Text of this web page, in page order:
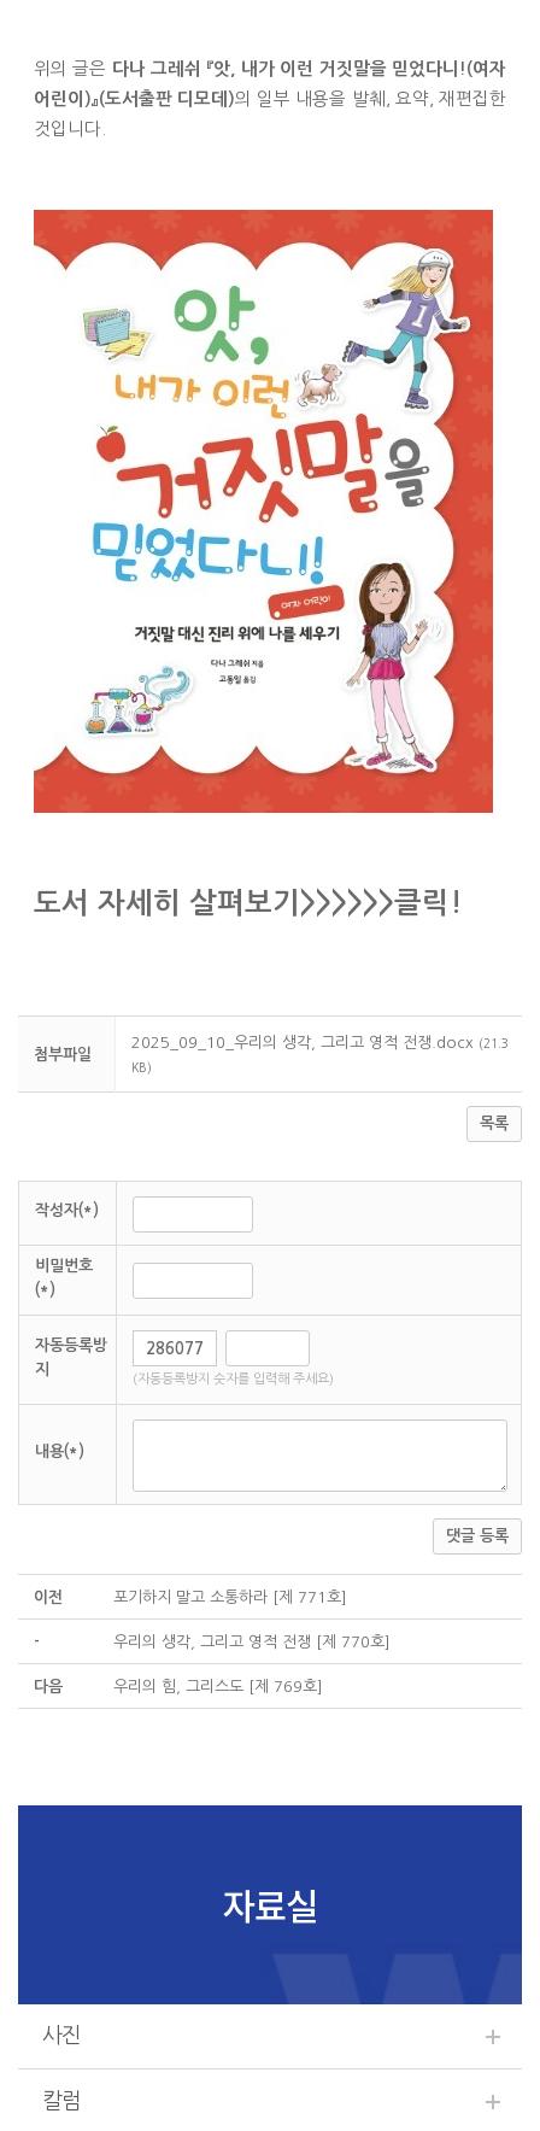
위의 글은 다나 그레쉬 『앗, 내가 이런 거짓말을 믿었다니!(여자
어린이)』(도서출판 디모데)의 일부 내용을 발췌, 요약, 재편집한
것입니다.
도서 자세히 살펴보기>>>>>>클릭!
첨부파일
2025_09_10_우리의 생각, 그리고 영적 전쟁.docx (21.3
KB)
목록
작성자(*)
비밀번호
(*)
자동등록방
지
(자동등록방지 숫자를 입력해 주세요)
내용(*)
댓글 등록
이전 포기하지 말고 소통하라 [제 771호]
- 우리의 생각, 그리고 영적 전쟁 [제 770호]
다음 우리의 힘, 그리스도 [제 769호]
자료실
사진
칼럼